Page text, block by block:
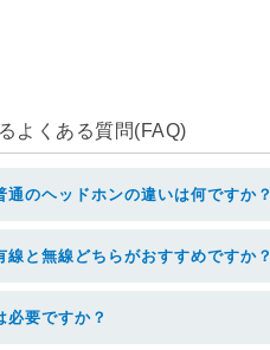
よくある質問(FAQ)
のヘッドホンの違いは何ですか？
と無線どちらがおすすめですか？
必要ですか？